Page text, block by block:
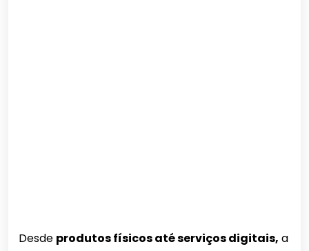
Desde produtos físicos até serviços digitais, a